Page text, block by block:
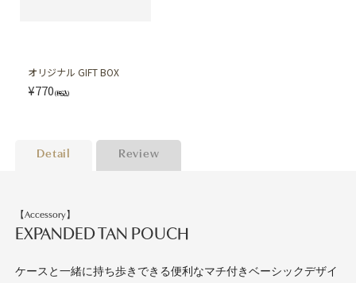
オリジナル GIFT BOX
¥770 (税込)
Detail Review
【Accessory】
EXPANDED TAN POUCH
ケースと一緒に持ち歩きできる便利なマチ付きベーシックデザイ